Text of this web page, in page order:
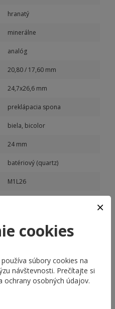
hranatý
minerálne
analóg
20,80 / 17,60 mm
24,7x26,6 mm
preklápacia spona
biela, bicolor
24 mm
batériový (quartz)
M1L26
cookies
súbory cookies na
návštevnosti. Prečítajte si
ochrany osobných údajov.